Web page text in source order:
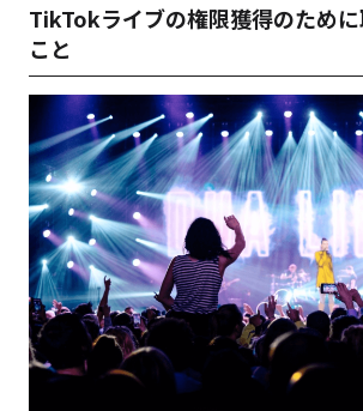
TikTokライブの権限獲得のため
こと